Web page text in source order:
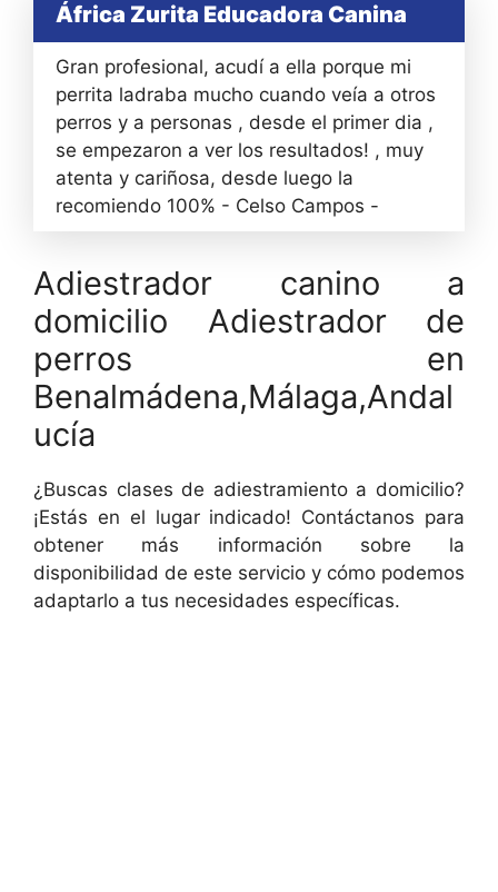
África Zurita Educadora Canina
Gran profesional, acudí a ella porque mi
perrita ladraba mucho cuando veía a otros
perros y a personas , desde el primer dia ,
se empezaron a ver los resultados! , muy
atenta y cariñosa, desde luego la
recomiendo 100% - Celso Campos -
Adiestrador canino a
domicilio Adiestrador de
perros en
Benalmádena,Málaga,Andal
ucía
¿Buscas clases de adiestramiento a domicilio?
¡Estás en el lugar indicado! Contáctanos para
obtener más información sobre la
disponibilidad de este servicio y cómo podemos
adaptarlo a tus necesidades específicas.